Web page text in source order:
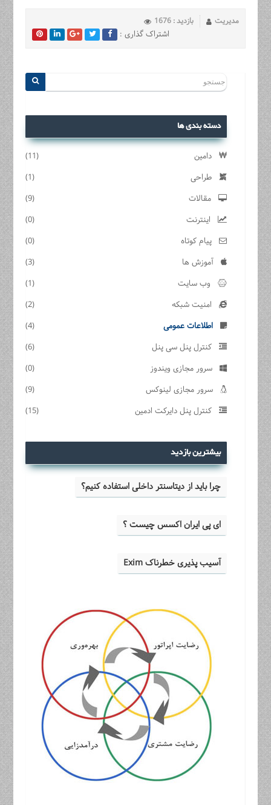
مدیریت بازدید : 1676
اشتراک گذاری :
دسته بندی ها
دامین
(11)
طراحی
(1)
مقالات
(9)
اینترنت
(0)
پیام کوتاه
(0)
آموزش ها
(3)
وب سایت
(1)
امنیت شبکه
(2)
اطلاعات عمومی
(4)
کنترل پنل سی پنل
(6)
سرور مجازی ویندوز
(0)
سرور مجازی لینوکس
(9)
کنترل پنل دایرکت ادمین
(15)
بیشترین بازدید
چرا باید از دیتاسنتر داخلی استفاده کنیم؟
ای پی ایران اکسس چیست ؟
آسیب پذیری خطرناک Exim